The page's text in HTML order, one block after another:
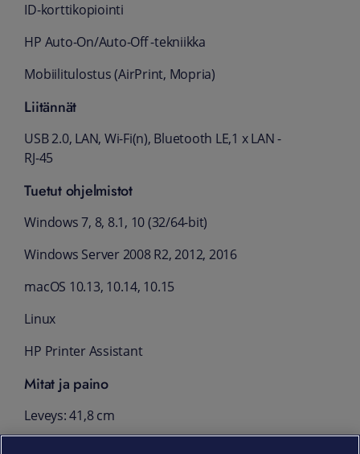
ID-korttikopiointi
HP Auto-On/Auto-Off -tekniikka
Mobiilitulostus (AirPrint, Mopria)
Liitännät
USB 2.0, LAN, Wi-Fi(n), Bluetooth LE,1 x LAN -
RJ-45
Tuetut ohjelmistot
Windows 7, 8, 8.1, 10 (32/64-bit)
Windows Server 2008 R2, 2012, 2016
macOS 10.13, 10.14, 10.15
Linux
HP Printer Assistant
Mitat ja paino
Leveys: 41,8 cm